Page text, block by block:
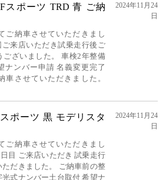
Fスポーツ TRD 青 ご納
ご納車させていただきまし
ご来店いただき試乗走行後ご
ございました。 車検2年整備
ナンバー申請 名義変更完了
車させていただきました。
2024年11月24
日
スポーツ 黒 モデリスタ
ご納車させていただきまし
目 ご来店いただき 試乗走行
だきました。 ご納車前の整
式ナンバー土台取付 希望ナ
2024年11月24
日